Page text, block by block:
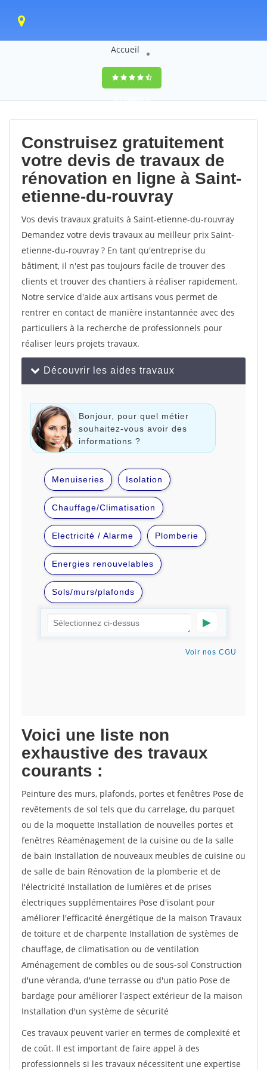
Accueil
9,5(100%)0
votes
Construisez gratuitement
votre devis de travaux de
rénovation en ligne à Saint-
etienne-du-rouvray
Vos devis travaux gratuits à Saint-etienne-du-rouvray
Demandez votre devis travaux au meilleur prix Saint-
etienne-du-rouvray ? En tant qu'entreprise du
bâtiment, il n'est pas toujours facile de trouver des
clients et trouver des chantiers à réaliser rapidement.
Notre service d'aide aux artisans vous permet de
rentrer en contact de manière instantannée avec des
particuliers à la recherche de professionnels pour
réaliser leurs projets travaux.
Voici une liste non
exhaustive des travaux
courants :
Peinture des murs, plafonds, portes et fenêtres Pose de
revêtements de sol tels que du carrelage, du parquet
ou de la moquette Installation de nouvelles portes et
fenêtres Réaménagement de la cuisine ou de la salle
de bain Installation de nouveaux meubles de cuisine ou
de salle de bain Rénovation de la plomberie et de
l'électricité Installation de lumières et de prises
électriques supplémentaires Pose d'isolant pour
améliorer l'efficacité énergétique de la maison Travaux
de toiture et de charpente Installation de systèmes de
chauffage, de climatisation ou de ventilation
Aménagement de combles ou de sous-sol Construction
d'une véranda, d'une terrasse ou d'un patio Pose de
bardage pour améliorer l'aspect extérieur de la maison
Installation d'un système de sécurité
Ces travaux peuvent varier en termes de complexité et
de coût. Il est important de faire appel à des
professionnels si les travaux nécessitent une expertise